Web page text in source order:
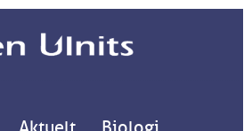
Hop til indhold